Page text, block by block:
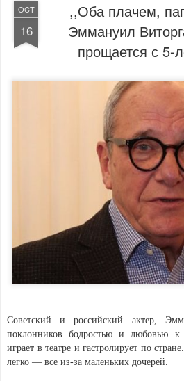
OCT
16
,,Оба плачем,
Эммануил
прощается с 5-
Советский и российский актер,
поклонников бодростью и любовью к
играет в театре и гастролирует по
легко — все из-за маленьких дочерей.